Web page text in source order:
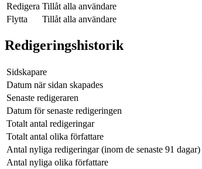
Redigera Tillåt alla användare
Flytta
Tillåt alla användare
Redigeringshistorik
Sidskapare
Datum när sidan skapades
Senaste redigeraren
Datum för senaste redigeringen
Totalt antal redigeringar
Totalt antal olika författare
Antal nyliga redigeringar (inom de senaste 91 dagar)
Antal nyliga olika författare